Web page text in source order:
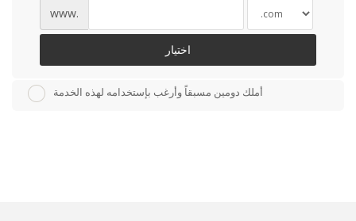
www.
اختيار
أملك دومين مسبقاً وأرغب بإستخدامه لهذه الخدمة